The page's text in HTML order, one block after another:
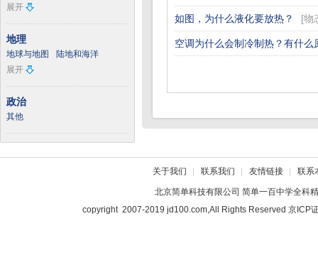
展开
地理
地球与地图
陆地和海洋
展开
政治
其他
如图，为什么液化要放热？ [物
空调为什么会制冷制热？有什么
关于我们 联系我们 友情链接 联系
北京简单科技有限公司 简单一百中学全科
copyright 2007-2019 jd100.com,All Rights Reserved 京ICP